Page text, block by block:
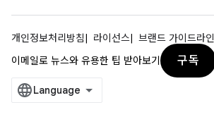
개인정보처리방침 라이선스 브랜드 가이드라인
이메일로 뉴스와 유용한 팁 받아보기
구독